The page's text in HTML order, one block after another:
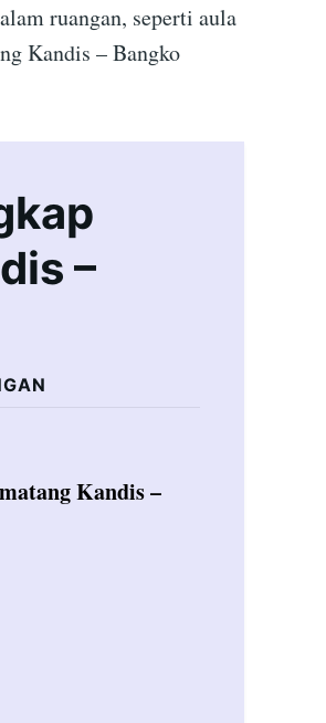
ruangan, seperti aula
Kandis – Bangko
–
Kandis –